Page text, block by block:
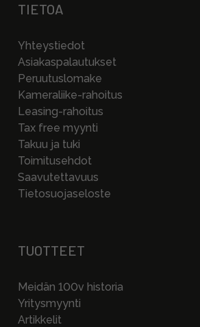
TIETOA
Yhteystiedot
Asiakaspalautukset
Peruutuslomake
Kameraliike-rahoitus
Leasing-rahoitus
Tax free myynti
Takuu ja tuki
Toimitusehdot
Saavutettavuus
Tietosuojaseloste
TUOTTEET
Meidän 100v historia
Yritysmyynti
Artikkelit